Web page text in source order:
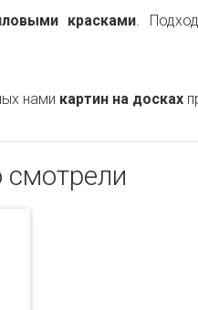
красками .
нами картин на досках